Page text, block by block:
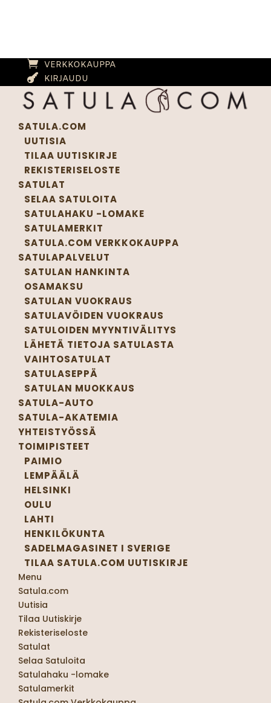
VERKKOKAUPPA
KIRJAUDU
SATULA.COM
UUTISIA
TILAA UUTISKIRJE
REKISTERISELOSTE
SATULAT
SELAA SATULOITA
SATULAHAKU -LOMAKE
SATULAMERKIT
SATULA.COM VERKKOKAUPPA
SATULAPALVELUT
SATULAN HANKINTA
OSAMAKSU
SATULAN VUOKRAUS
SATULAVÖIDEN VUOKRAUS
SATULOIDEN MYYNTIVÄLITYS
LÄHETÄ TIETOJA SATULASTA
VAIHTOSATULAT
SATULASEPPÄ
SATULAN MUOKKAUS
SATULA-AUTO
SATULA-AKATEMIA
YHTEISTYÖSSÄ
TOIMIPISTEET
PAIMIO
LEMPÄÄLÄ
HELSINKI
OULU
LAHTI
HENKILÖKUNTA
SADELMAGASINET I SVERIGE
TILAA SATULA.COM UUTISKIRJE
Menu
Satula.com
Uutisia
Tilaa Uutiskirje
Rekisteriseloste
Satulat
Selaa Satuloita
Satulahaku -lomake
Satulamerkit